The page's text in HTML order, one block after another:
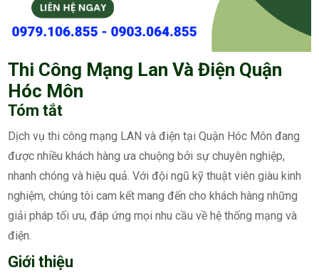
Thi Công Mạng Lan Và Điện Quận
Hóc Môn
Tóm tắt
Dịch vụ thi công mạng LAN và điện tại Quận Hóc Môn đang
được nhiều khách hàng ưa chuộng bởi sự chuyên nghiệp,
nhanh chóng và hiệu quả. Với đội ngũ kỹ thuật viên giàu kinh
nghiệm, chúng tôi cam kết mang đến cho khách hàng những
giải pháp tối ưu, đáp ứng mọi nhu cầu về hệ thống mạng và
điện.
Giới thiệu